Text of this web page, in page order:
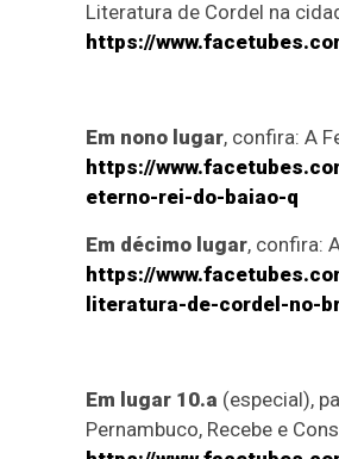
Literatura de Cordel na
https://
Em nono lugar, confira: A
https://
eterno-rei-do-baiao-q
Em décimo lugar, confira:
https://
literatura-de-cordel-no-
Em lugar 10.a (especial),
Pernambuco, Recebe e